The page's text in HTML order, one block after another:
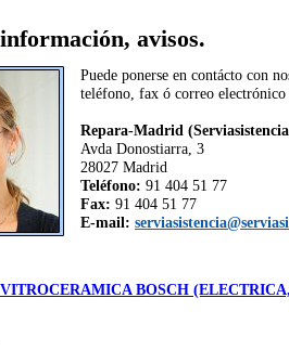
avisos.
Puede ponerse en contácto con
teléfono, fax ó correo
Repara-Madrid
Avda Donostiarra, 3
28027 Madrid
Teléfono: 91 404 51 77
Fax: 91 404 51 77
E-mail:
BOSCH